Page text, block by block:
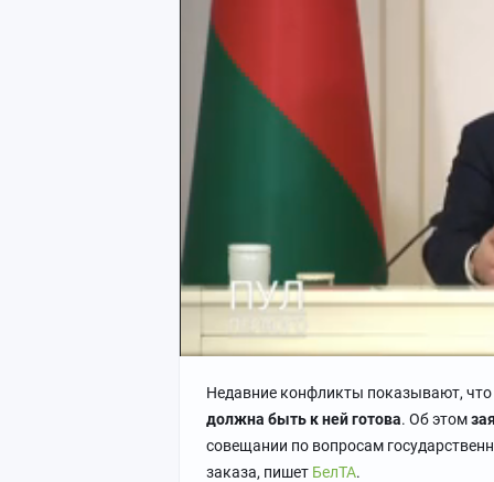
Недавние конфликты показывают, что
должна быть к ней готова. Об этом
совещании по вопросам
заказа, пишет БелТА.